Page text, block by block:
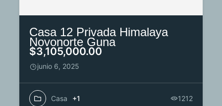
Casa 12 Privada Himalaya
Novonorte Guna
$3,105,000.00
junio 6, 2025
Casa +1 1212